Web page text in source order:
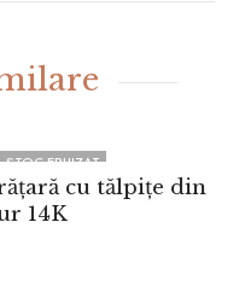
STOC EPUIZAT
cu tălpițe din
14K